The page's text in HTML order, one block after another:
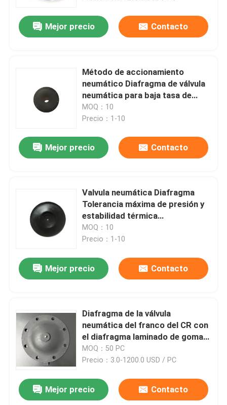
Mejor precio Contacto
Método de accionamiento
neumático Diafragma de válvula
neumática para baja tasa de
fuga en el rango de presión de
0,5-2,5Mpa
MOQ：10
Precio：1-10
Mejor precio Contacto
Valvula neumática Diafragma
Tolerancia máxima de presión y
estabilidad térmica
Compatibilidad química en
válvula de control duradera
MOQ：10
Precio：1-10
Mejor precio Contacto
Diafragma de la válvula
neumática del franco del CR con
el diafragma laminado de goma
QBY-K40 de la válvula del clip del
paño
MOQ：50 PC
Precio：3.0-1200.0 USD / PC
Mejor precio Contacto